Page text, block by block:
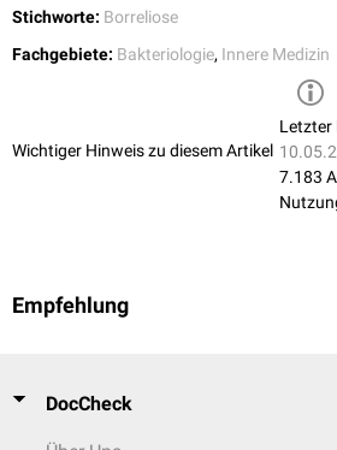
Stichworte: Borreliose
Fachgebiete: Bakteriologie, Innere Medizin
Wichtiger Hinweis zu diesem Artikel
Letzter
7.183
Empfehlung
DocCheck